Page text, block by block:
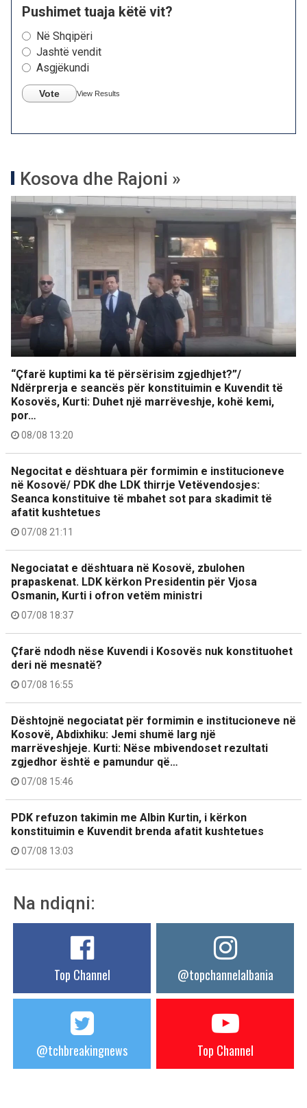
Pushimet tuaja këtë vit?
Në Shqipëri
Jashtë vendit
Asgjëkundi
Vote View Results
Kosova dhe Rajoni »
“Çfarë kuptimi ka të përsërisim zgjedhjet?”/
Ndërprerja e seancës për konstituimin e Kuvendit të
Kosovës, Kurti: Duhet një marrëveshje, kohë kemi,
por…
08/08 13:20
Negocitat e dështuara për formimin e institucioneve
në Kosovë/ PDK dhe LDK thirrje Vetëvendosjes:
Seanca konstituive të mbahet sot para skadimit të
afatit kushtetues
07/08 21:11
Negociatat e dështuara në Kosovë, zbulohen
prapaskenat. LDK kërkon Presidentin për Vjosa
Osmanin, Kurti i ofron vetëm ministri
07/08 18:37
Çfarë ndodh nëse Kuvendi i Kosovës nuk konstituohet
deri në mesnatë?
07/08 16:55
Dështojnë negociatat për formimin e institucioneve në
Kosovë, Abdixhiku: Jemi shumë larg një
marrëveshjeje. Kurti: Nëse mbivendoset rezultati
zgjedhor është e pamundur që…
07/08 15:46
PDK refuzon takimin me Albin Kurtin, i kërkon
konstituimin e Kuvendit brenda afatit kushtetues
07/08 13:03
Na ndiqni:
Top Channel @topchannelalbania
@tchbreakingnews Top Channel